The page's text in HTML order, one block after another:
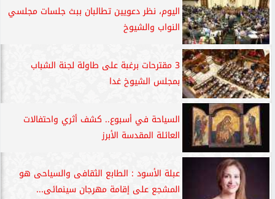
اليوم، نظر دعويين تطالبان ببث جلسات مجلسي
النواب والشيوخ
3 مقترحات برغبة على طاولة لجنة الشباب
بمجلس الشيوخ غدا
السياحة في أسبوع.. كشف أثري واحتفالات
العائلة المقدسة الأبرز
عبلة الأسود : الطابع الثقافى والسياحى هو
المشجع على إقامة مهرجان سينمائى...